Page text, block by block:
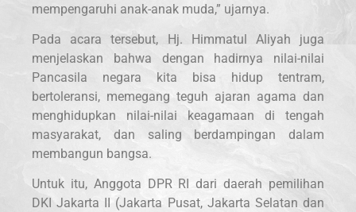
mempengaruhi anak-anak muda,” ujarnya.
Pada acara tersebut, Hj. Himmatul Aliyah juga
menjelaskan bahwa dengan hadirnya nilai-nilai
Pancasila negara kita bisa hidup tentram,
bertoleransi, memegang teguh ajaran agama dan
menghidupkan nilai-nilai keagamaan di tengah
masyarakat, dan saling berdampingan dalam
membangun bangsa.
Untuk itu, Anggota DPR RI dari daerah pemilihan
DKI Jakarta II (Jakarta Pusat, Jakarta Selatan dan